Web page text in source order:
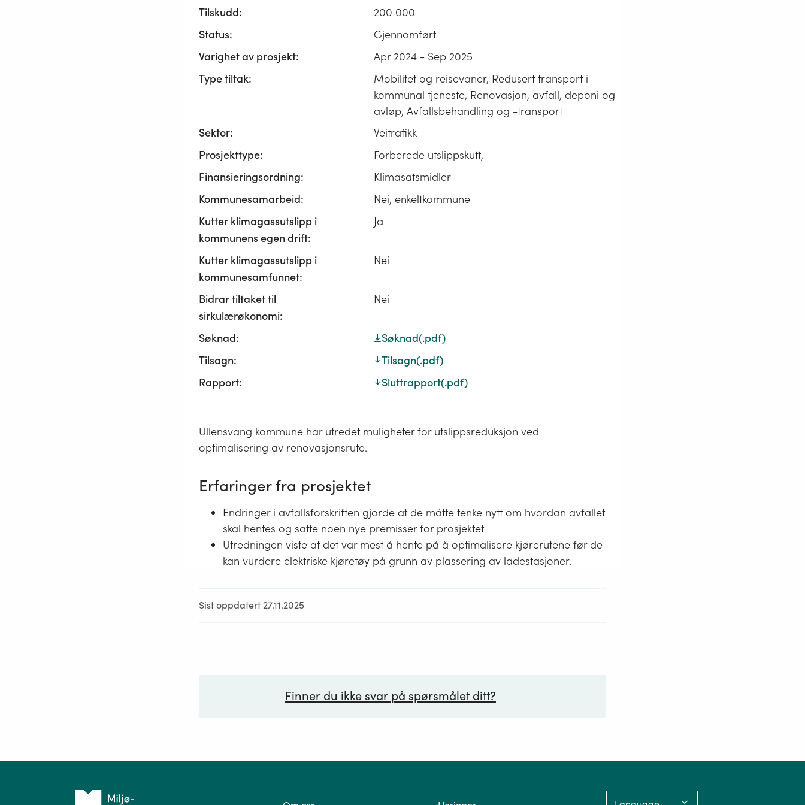
Tilskudd:
200 000
Status:
Gjennomført
Varighet av prosjekt:
Apr 2024 - Sep 2025
Type tiltak:
Mobilitet og reisevaner, Redusert transport i
kommunal tjeneste, Renovasjon, avfall, deponi og
avløp, Avfallsbehandling og -transport
Sektor:
Veitrafikk
Prosjekttype:
Forberede utslippskutt,
Finansieringsordning:
Klimasatsmidler
Kommunesamarbeid:
Nei, enkeltkommune
Kutter klimagassutslipp i
kommunens egen drift:
Ja
Kutter klimagassutslipp i
kommunesamfunnet:
Nei
Bidrar tiltaket til
sirkulærøkonomi:
Nei
Søknad: Søknad(.pdf)
Tilsagn:
Tilsagn(.pdf)
Rapport:
Sluttrapport(.pdf)
Ullensvang kommune har utredet muligheter for utslippsreduksjon ved
optimalisering av renovasjonsrute.
Erfaringer fra prosjektet
Endringer i avfallsforskriften gjorde at de måtte tenke nytt om hvordan avfallet
skal hentes og satte noen nye premisser for prosjektet
Utredningen viste at det var mest å hente på å optimalisere kjørerutene før de
kan vurdere elektriske kjøretøy på grunn av plassering av ladestasjoner.
Sist oppdatert 27.11.2025
Finner du ikke svar på spørsmålet ditt?
Tilbake